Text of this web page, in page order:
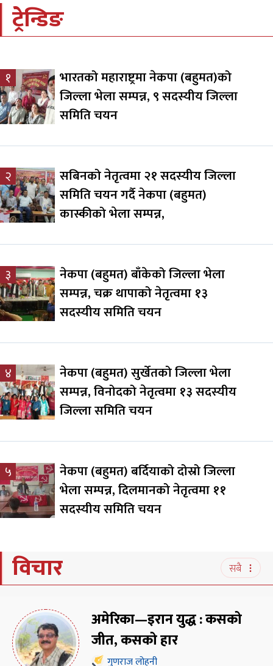
ट्रेन्डिङ
१
भारतको महाराष्ट्रमा नेकपा (बहुमत)को
जिल्ला भेला सम्पन्न, ९ सदस्यीय जिल्ला
समिति चयन
२
सबिनको नेतृत्वमा २१ सदस्यीय जिल्ला
समिति चयन गर्दै नेकपा (बहुमत)
कास्कीको भेला सम्पन्न,
३
नेकपा (बहुमत) बाँकेको जिल्ला भेला
सम्पन्न, चक्र थापाको नेतृत्वमा १३
सदस्यीय समिति चयन
४
नेकपा (बहुमत) सुर्खेतको जिल्ला भेला
सम्पन्न, विनोदको नेतृत्वमा १३ सदस्यीय
जिल्ला समिति चयन
५
नेकपा (बहुमत) बर्दियाको दोस्रो जिल्ला
भेला सम्पन्न, दिलमानको नेतृत्वमा ११
सदस्यीय समिति चयन
विचार सबै
अमेरिका—इरान युद्ध : कसको
जीत, कसको हार
गुणराज लोहनी